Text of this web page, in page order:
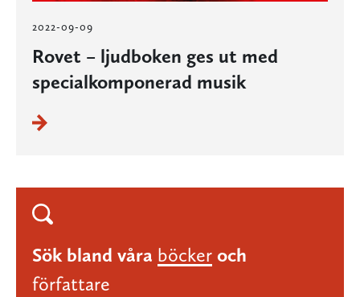
2022-09-09
Rovet – ljudboken ges ut med
specialkomponerad musik
Sök bland våra böcker och
författare